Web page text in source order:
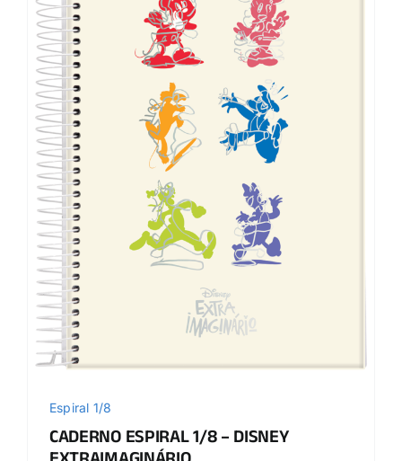
Espiral 1/8
CADERNO ESPIRAL 1/8 – DISNEY